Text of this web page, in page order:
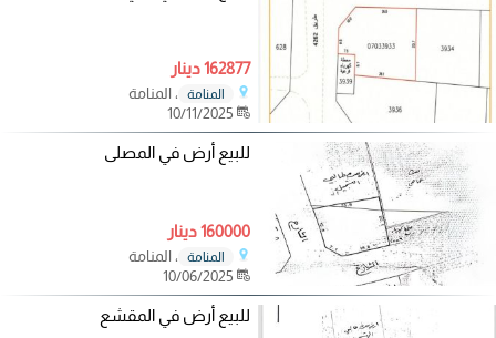
162877 دينار
المنامة
، المنامة
للبيع أرض في المصلى
160000 دينار
المنامة
، المنامة
للبيع أرض في المقشع